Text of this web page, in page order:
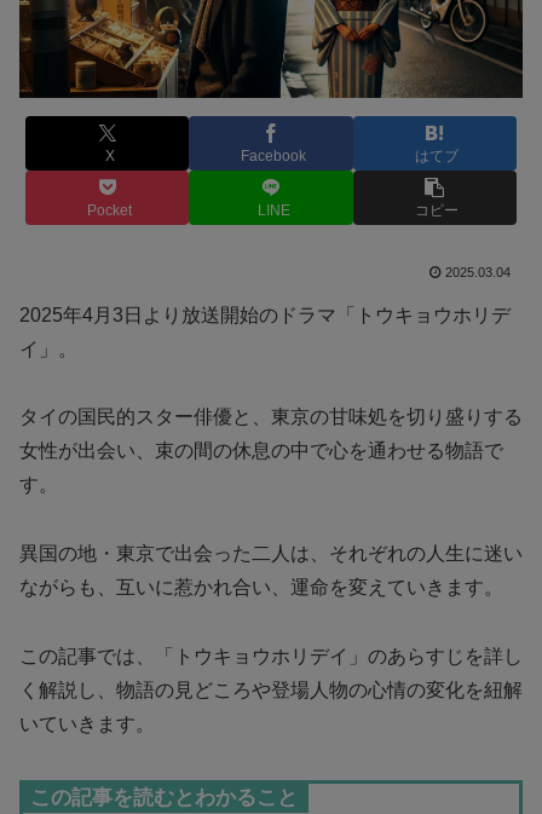
X Facebook はてブ
Pocket LINE コピー
2025.03.04
2025年4月3日より放送開始のドラマ「トウキョウホリデ
イ」。
タイの国民的スター俳優と、東京の甘味処を切り盛りする
女性が出会い、束の間の休息の中で心を通わせる物語で
す。
異国の地・東京で出会った二人は、それぞれの人生に迷い
ながらも、互いに惹かれ合い、運命を変えていきます。
この記事では、「トウキョウホリデイ」のあらすじを詳し
く解説し、物語の見どころや登場人物の心情の変化を紐解
いていきます。
この記事を読むとわかること